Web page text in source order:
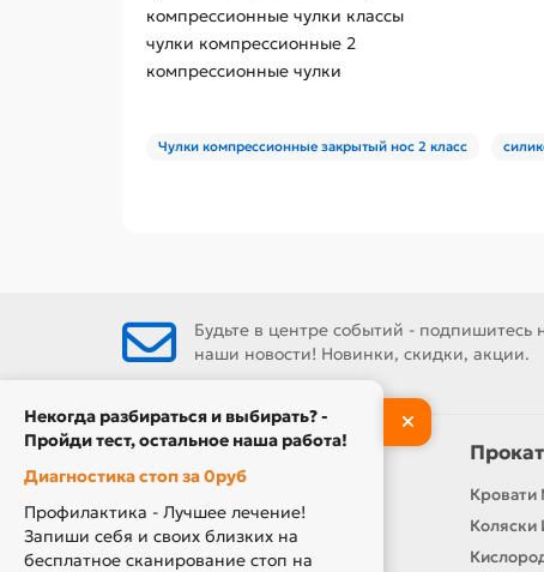
компрессионные чулки классы
чулки компрессионные 2
компрессионные чулки
Чулки компрессионные закрытый нос 2 класс
Будьте в центре событий - подпишитесь
наши новости! Новинки, скидки, акции.
Информация
О нас
Производители
Кровати
Некогда разбираться и выбирать? -
Пройди тест, остальное наша работа!
Диагностика стоп за 0руб
Профилактика - Лучшее лечение!
Запиши себя и своих близких на
бесплатное сканирование стоп на